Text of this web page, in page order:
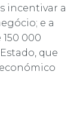
incentivar a
e a
000
que